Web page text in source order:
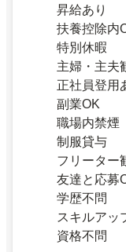
昇給あり
扶養控除内
特別休暇
主婦・主夫
正社員登用
副業OK
職場内禁煙
制服貸与
フリーター
友達と応募
学歴不問
スキルアッ
資格不問